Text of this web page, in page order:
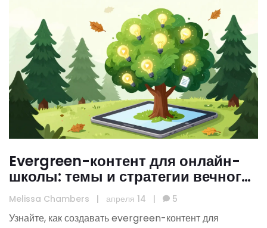
Evergreen-контент для онлайн-
школы: темы и стратегии вечного
трафика
Melissa Chambers | апреля 14 | 5
Узнайте, как создавать evergreen-контент для